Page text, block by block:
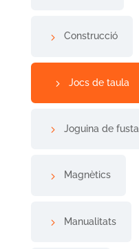
Construcció
Jocs de taula
Joguina de fusta
Magnètics
Manualitats